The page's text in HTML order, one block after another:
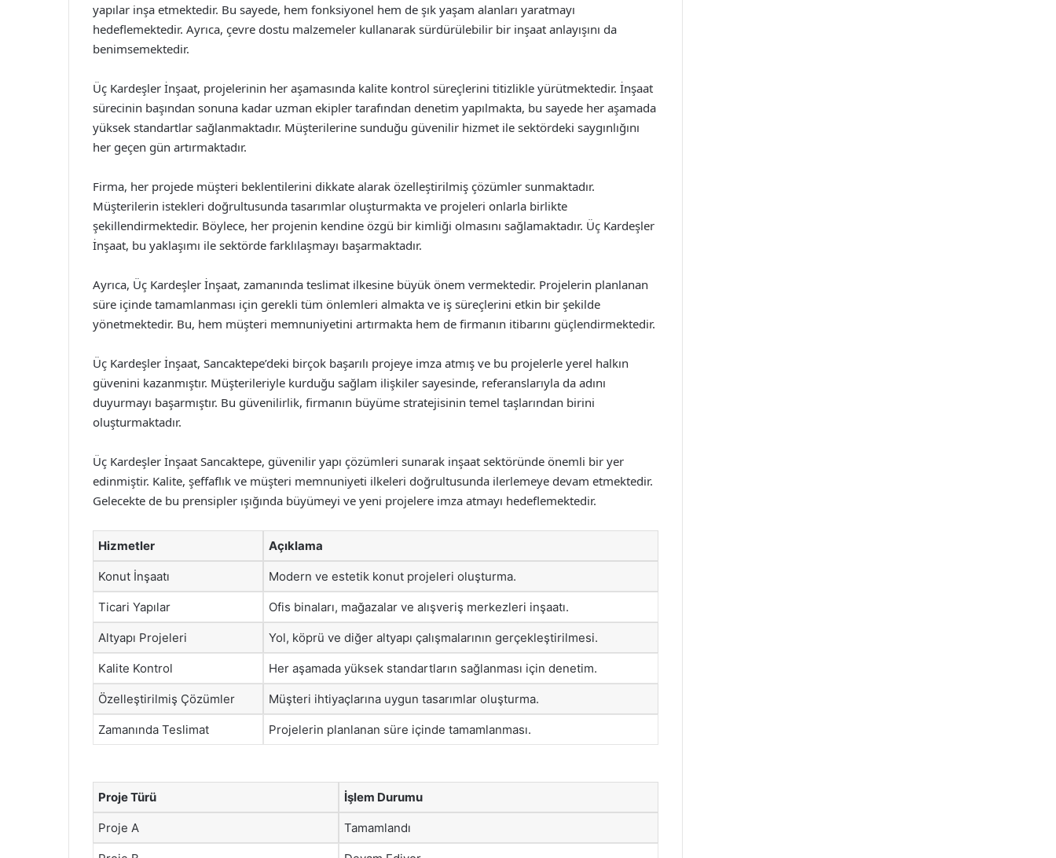
yapılar inşa etmektedir. Bu sayede, hem fonksiyonel hem de şık yaşam alanları yaratmayı
hedeflemektedir. Ayrıca, çevre dostu malzemeler kullanarak sürdürülebilir bir inşaat anlayışını da
benimsemektedir.
Üç Kardeşler İnşaat, projelerinin her aşamasında kalite kontrol süreçlerini titizlikle yürütmektedir. İnşaat
sürecinin başından sonuna kadar uzman ekipler tarafından denetim yapılmakta, bu sayede her aşamada
yüksek standartlar sağlanmaktadır. Müşterilerine sunduğu güvenilir hizmet ile sektördeki saygınlığını
her geçen gün artırmaktadır.
Firma, her projede müşteri beklentilerini dikkate alarak özelleştirilmiş çözümler sunmaktadır.
Müşterilerin istekleri doğrultusunda tasarımlar oluşturmakta ve projeleri onlarla birlikte
şekillendirmektedir. Böylece, her projenin kendine özgü bir kimliği olmasını sağlamaktadır. Üç Kardeşler
İnşaat, bu yaklaşımı ile sektörde farklılaşmayı başarmaktadır.
Ayrıca, Üç Kardeşler İnşaat, zamanında teslimat ilkesine büyük önem vermektedir. Projelerin planlanan
süre içinde tamamlanması için gerekli tüm önlemleri almakta ve iş süreçlerini etkin bir şekilde
yönetmektedir. Bu, hem müşteri memnuniyetini artırmakta hem de firmanın itibarını güçlendirmektedir.
Üç Kardeşler İnşaat, Sancaktepe’deki birçok başarılı projeye imza atmış ve bu projelerle yerel halkın
güvenini kazanmıştır. Müşterileriyle kurduğu sağlam ilişkiler sayesinde, referanslarıyla da adını
duyurmayı başarmıştır. Bu güvenilirlik, firmanın büyüme stratejisinin temel taşlarından birini
oluşturmaktadır.
Üç Kardeşler İnşaat Sancaktepe, güvenilir yapı çözümleri sunarak inşaat sektöründe önemli bir yer
edinmiştir. Kalite, şeffaflık ve müşteri memnuniyeti ilkeleri doğrultusunda ilerlemeye devam etmektedir.
Gelecekte de bu prensipler ışığında büyümeyi ve yeni projelere imza atmayı hedeflemektedir.
Hizmetler Açıklama
Konut İnşaatı Modern ve estetik konut projeleri oluşturma.
Ticari Yapılar Ofis binaları, mağazalar ve alışveriş merkezleri inşaatı.
Altyapı Projeleri Yol, köprü ve diğer altyapı çalışmalarının gerçekleştirilmesi.
Kalite Kontrol Her aşamada yüksek standartların sağlanması için denetim.
Özelleştirilmiş Çözümler Müşteri ihtiyaçlarına uygun tasarımlar oluşturma.
Zamanında Teslimat Projelerin planlanan süre içinde tamamlanması.
Proje Türü İşlem Durumu
Proje A Tamamlandı